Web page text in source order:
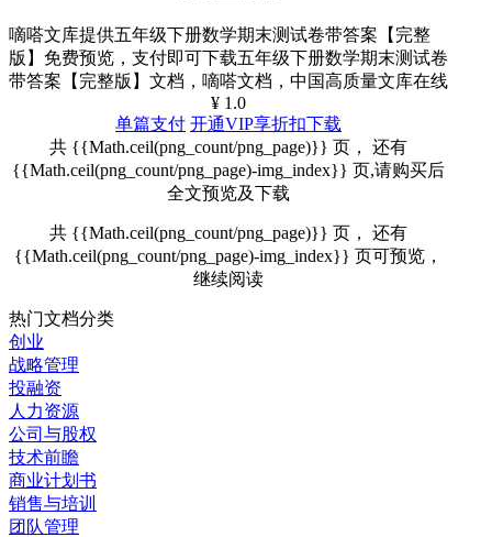
嘀嗒文库提供五年级下册数学期末测试卷带答案【完整
版】免费预览，支付即可下载五年级下册数学期末测试卷
带答案【完整版】文档，嘀嗒文档，中国高质量文库在线
¥ 1.0
单篇支付 开通VIP享折扣下载
共 {{Math.ceil(png_count/png_page)}} 页， 还有
{{Math.ceil(png_count/png_page)-img_index}} 页,请购买后
全文预览及下载
共 {{Math.ceil(png_count/png_page)}} 页， 还有
{{Math.ceil(png_count/png_page)-img_index}} 页可预览，
继续阅读
热门文档分类
创业
战略管理
投融资
人力资源
公司与股权
技术前瞻
商业计划书
销售与培训
团队管理